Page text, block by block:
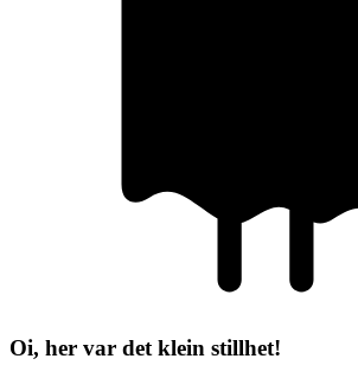
Oi, her var det klein stillhet!